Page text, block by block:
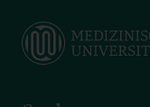
main